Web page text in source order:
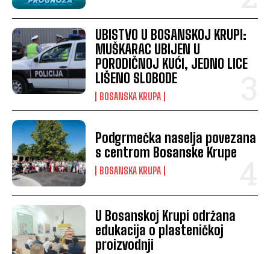
UBISTVO U BOSANSKOJ KRUPI:
MUŠKARAC UBIJEN U
PORODIČNOJ KUĆI, JEDNO LICE
LIŠENO SLOBODE
BOSANSKA KRUPA
Podgrmečka naselja povezana
s centrom Bosanske Krupe
BOSANSKA KRUPA
U Bosanskoj Krupi održana
edukacija o plasteničkoj
proizvodnji